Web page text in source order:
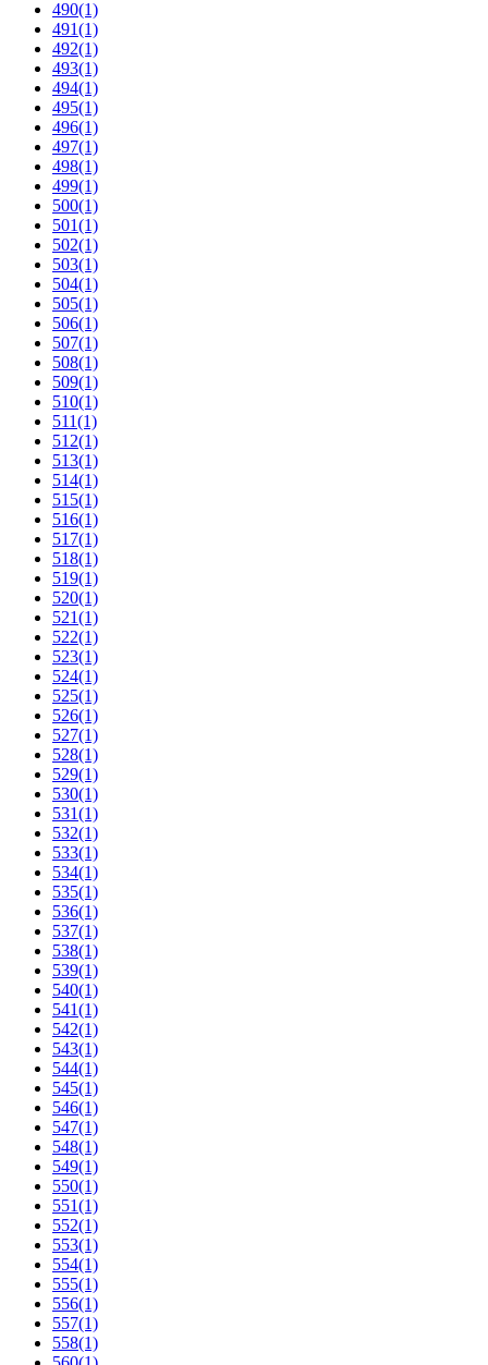
490(1)
491(1)
492(1)
493(1)
494(1)
495(1)
496(1)
497(1)
498(1)
499(1)
500(1)
501(1)
502(1)
503(1)
504(1)
505(1)
506(1)
507(1)
508(1)
509(1)
510(1)
511(1)
512(1)
513(1)
514(1)
515(1)
516(1)
517(1)
518(1)
519(1)
520(1)
521(1)
522(1)
523(1)
524(1)
525(1)
526(1)
527(1)
528(1)
529(1)
530(1)
531(1)
532(1)
533(1)
534(1)
535(1)
536(1)
537(1)
538(1)
539(1)
540(1)
541(1)
542(1)
543(1)
544(1)
545(1)
546(1)
547(1)
548(1)
549(1)
550(1)
551(1)
552(1)
553(1)
554(1)
555(1)
556(1)
557(1)
558(1)